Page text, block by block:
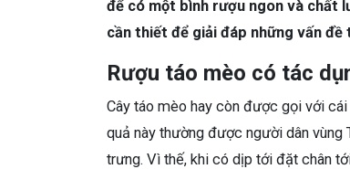
để có một bình rượu ngon và chất
cần thiết để giải đáp những vấn đề
Rượu táo mèo có tác
Cây táo mèo hay còn được gọi với
quả này thường được người dân vùng
trưng. Vì thế, khi có dịp tới đặt chân